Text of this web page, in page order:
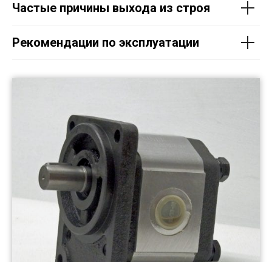
Частые причины выхода из строя
Рекомендации по эксплуатации